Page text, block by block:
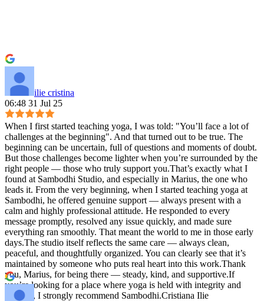
ilie cristina
06:48 31 Jul 25
When I first started teaching yoga, I was told: "You’ll face a lot of
challenges at the beginning". And that turned out to be true. The
beginning can be uncertain, full of questions and moments of doubt.
But those challenges become lighter when you’re surrounded by the
right people — those who truly support you.That’s exactly what I
found at Sambodhi Studio, and especially in Marius, the one who
leads it. From the very beginning, when I started teaching yoga at
Sambodhi, he offered genuine support — always present with a
calm and highly professional attitude. He responded to every
message promptly, resolved any issue quickly, and made sure
everything ran smoothly. That meant the world to me in those early
days.The studio itself reflects the same care — always clean,
peaceful, and thoughtfully organized. You can clearly see that it’s
maintained by someone who puts real heart into this work.Thank
you, Marius, for being there — steady, kind, and supportive.If
you’re looking for a place where yoga is held with integrity and
warmth, I strongly recommend Sambodhi.Cristiana Ilie